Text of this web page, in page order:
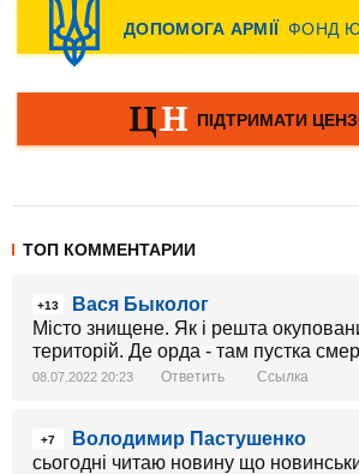
ТОП КОММЕНТАРИИ
+13
Вася Быколог
Місто знищене. Як і решта
територій. Де орда - там пустка
08.07.2022 20:23 Ответить Ссылка
+7
Володимир Пастушенко
сьогодні читаю новину що